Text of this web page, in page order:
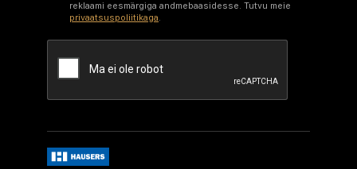
reklaami eesmärgiga andmebaasidesse. Tutvu meie
privaatsuspoliitikaga.